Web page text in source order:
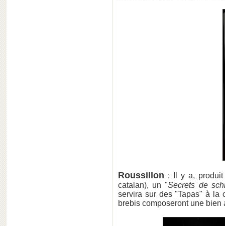
Roussillon : Il y a,
catalan), un "Secrets de
servira sur des "Tapas" à la
brebis composeront une